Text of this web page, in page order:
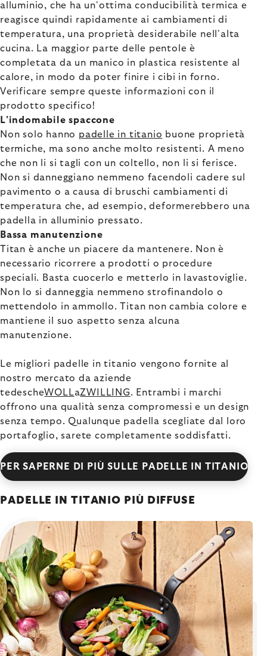
alluminio, che ha un'ottima conducibilità termica e
reagisce quindi rapidamente ai cambiamenti di
temperatura, una proprietà desiderabile nell'alta
cucina. La maggior parte delle pentole è
completata da un manico in plastica resistente al
calore, in modo da poter finire i cibi in forno.
Verificare sempre queste informazioni con il
prodotto specifico!
L'indomabile spaccone
Non solo hanno padelle in titanio buone proprietà
termiche, ma sono anche molto resistenti. A meno
che non li si tagli con un coltello, non li si ferisce.
Non si danneggiano nemmeno facendoli cadere sul
pavimento o a causa di bruschi cambiamenti di
temperatura che, ad esempio, deformerebbero una
padella in alluminio pressato.
Bassa manutenzione
Titan è anche un piacere da mantenere. Non è
necessario ricorrere a prodotti o procedure
speciali. Basta cuocerlo e metterlo in lavastoviglie.
Non lo si danneggia nemmeno strofinandolo o
mettendolo in ammollo. Titan non cambia colore e
mantiene il suo aspetto senza alcuna
manutenzione.
Le migliori padelle in titanio vengono fornite al
nostro mercato da aziende
tedescheWOLLaZWILLING. Entrambi i marchi
offrono una qualità senza compromessi e un design
senza tempo. Qualunque padella scegliate dal loro
portafoglio, sarete completamente soddisfatti.
PER SAPERNE DI PIÙ SULLE PADELLE IN TITANIO
PADELLE IN TITANIO PIÙ DIFFUSE